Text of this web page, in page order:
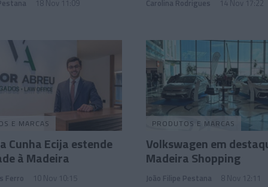
18 Nov 11:09 Carolina Rodrigues 14 Nov 17:22
E MARCAS
Cunha Ecija estende
à Madeira
Ferro 10 Nov 10:15
PRODUTOS E MARCAS
Volkswagen em
Madeira Shopping
João Filipe Pestana 8 Nov 12:11